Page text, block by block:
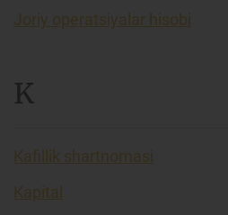
Joriy operatsiyalar hisobi
K
Kafillik shartnomasi
Kapital